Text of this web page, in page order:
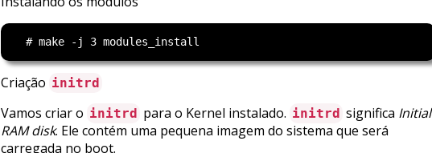
Criação initrd
Vamos criar o initrd para o Kernel instalado. initrd significa Initial
RAM disk. Ele contém uma pequena imagem do sistema que será
carregada no boot.